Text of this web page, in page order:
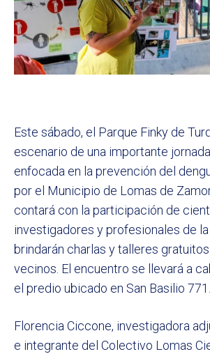
Este sábado, el Parque Finky de
escenario de una importante
enfocada en la prevención del
por el Municipio de Lomas de
contará con la participación de
investigadores y profesionales de
brindarán charlas y talleres
vecinos. El encuentro se llevará a
el predio ubicado en San Basilio 771.
Florencia Ciccone, investigadora
e integrante del Colectivo Lomas